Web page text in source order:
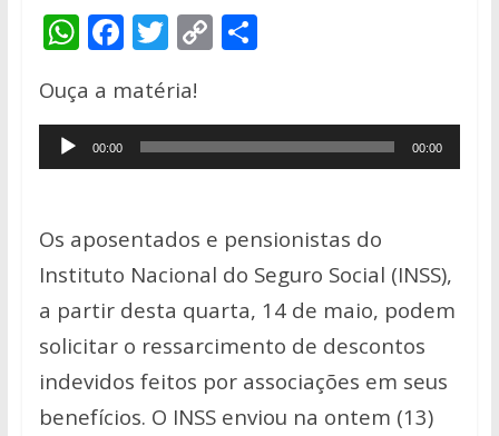
W
at
s
A
p
F
e
b
o
k
T
itt
er
C
y
Li
k
S
e
Ouça a matéria!
Tocador
de
00:00 00:00
Os aposentados e pensionistas do
Instituto Nacional do Seguro Social (INSS),
a partir desta quarta, 14 de maio, podem
solicitar o ressarcimento de descontos
indevidos feitos por associações em seus
benefícios. O INSS enviou na ontem (13)